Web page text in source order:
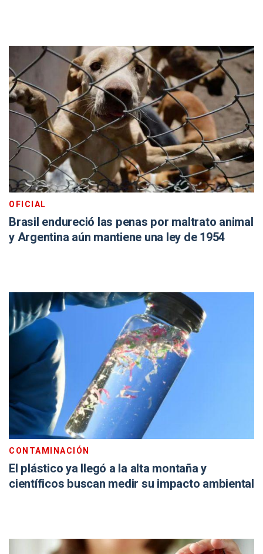
OFICIAL
Brasil endureció las penas por maltrato animal
y Argentina aún mantiene una ley de 1954
CONTAMINACIÓN
El plástico ya llegó a la alta montaña y
científicos buscan medir su impacto ambiental